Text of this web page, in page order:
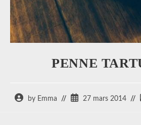
PENNE
Auteur/autrice
by Emma
Publication
27 mars 2014